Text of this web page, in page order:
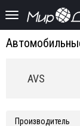
AVS